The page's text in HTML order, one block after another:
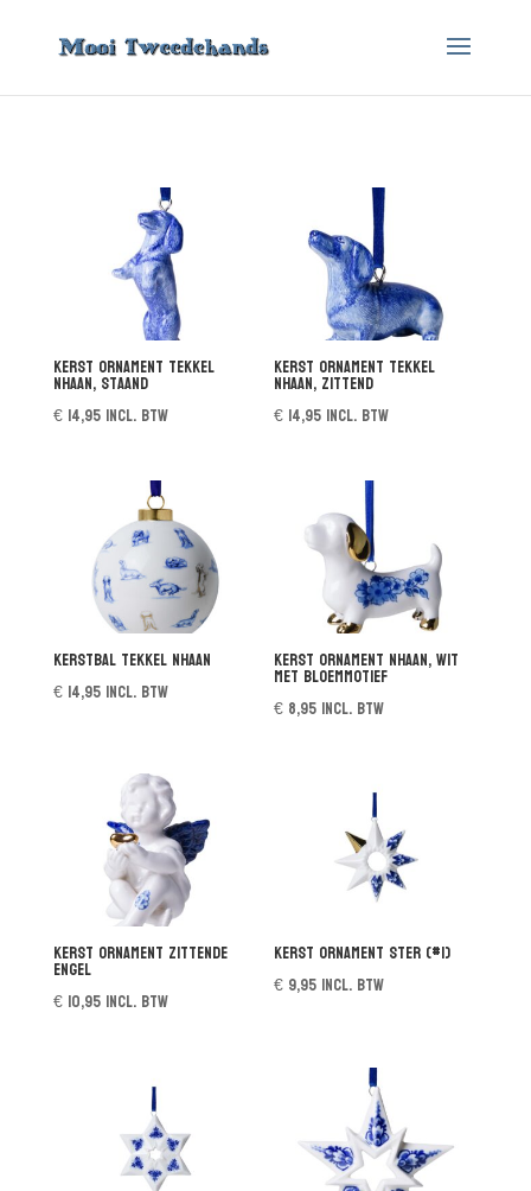
Kerst ornament Tekkel
Nhaan, staand
€14,95 incl. btw
Kerst ornament Tekkel
Nhaan, zittend
€ 14,95 incl. btw
Kerstbal Tekkel Nhaan
€14,95 incl. btw
Kerst ornament Nhaan, wit
met bloemmotief
€ 8,95 incl. btw
Kerst ornament zittende
Engel
€10,95 incl. btw
Kerst ornament Ster (#1)
€ 9,95 incl. btw